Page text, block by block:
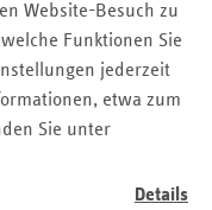
Website-Besuch zu
Funktionen Sie
jederzeit
etwa zum
Sie unter
Details
und
sowie
Schlafs.
die Prävention
Aufklärung und